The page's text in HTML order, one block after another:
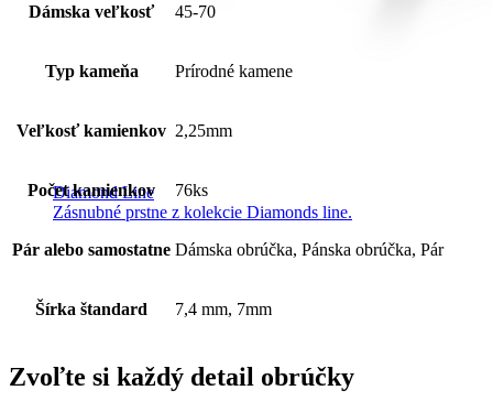
Diamond Line
Zásnubné prstne z kolekcie Diamonds line.
Dámska veľkosť 45-70
Typ kameňa Prírodné kamene
Veľkosť kamienkov 2,25mm
Počet kamienkov 76ks
Pár alebo samostatne Dámska obrúčka, Pánska obrúčka, Pár
Šírka štandard 7,4 mm, 7mm
Zvoľte si každý detail obrúčky